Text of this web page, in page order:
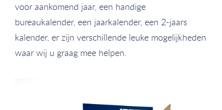
voor aankomend jaar, een handige
bureaukalender, een jaarkalender, een 2-jaars
kalender, er zijn verschillende leuke mogelijkheden
waar wij u graag mee helpen.